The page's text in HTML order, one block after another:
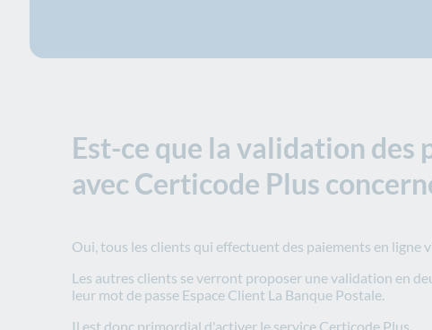
Est-ce que la validation des
avec Certicode Plus
Oui, tous les clients qui effectuent des paiements en ligne
Les autres clients se verront proposer une validation en
leur mot de passe Espace Client La Banque Postale.
Il est donc primordial d'activer le service Certicode Plus.